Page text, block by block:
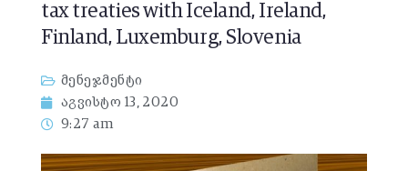
tax treaties with Iceland, Ireland,
Finland, Luxemburg, Slovenia
მენეჯმენტი
აგვისტო 13, 2020
9:27 am